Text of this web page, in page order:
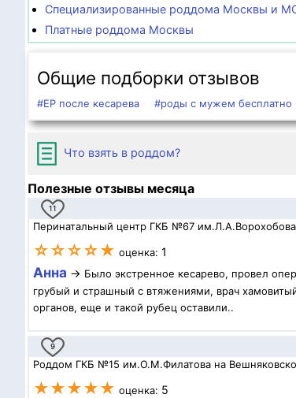
Специализированные роддома Москвы и
Платные роддома Москвы
Общие подборки отзывов
#ЕР после кесарева #роды с мужем бесплатно
Что взять в роддом?
Полезные отзывы месяца
11
Перинатальный центр ГКБ №67
☆☆☆☆★ оценка: 1
Анна → Было экстренное кесарево, провел
грубый и страшный с втяжениями, врач
органов, еще и такой рубец оставили..
9
Роддом ГКБ №15 им.О.М.Филатова на
★★★★★ оценка: 5